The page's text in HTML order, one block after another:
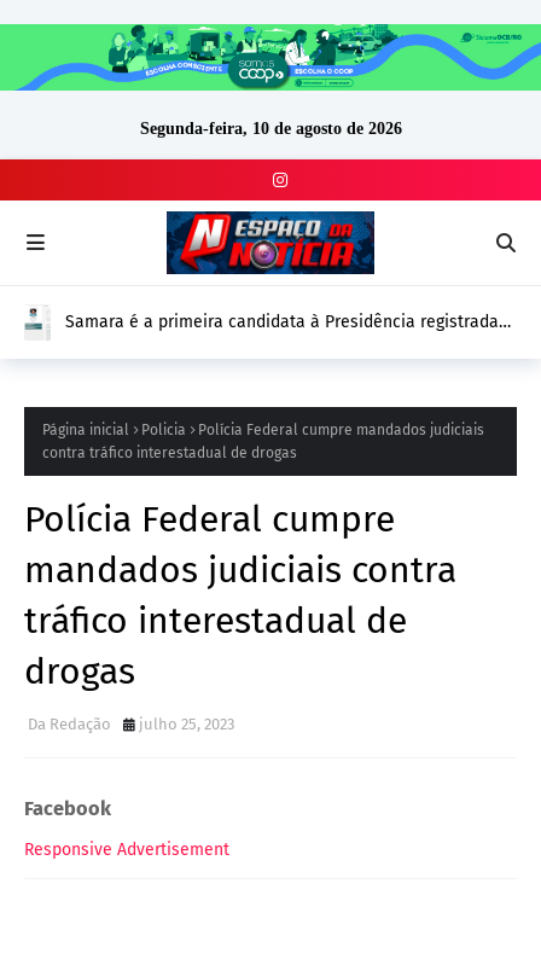
Segunda-feira, 10 de agosto de 2026
Samara é a primeira candidata à Presidência registrada
Página inicial Policia
Polícia Federal cumpre mandados judiciais
contra tráfico interestadual de drogas
Polícia Federal cumpre
mandados judiciais contra
tráfico interestadual de
drogas
Da Redação julho 25, 2023
Facebook
Responsive Advertisement